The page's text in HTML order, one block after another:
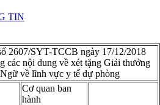
TIN
2607/SYT-TCCB ngày 17/12/2018
các nội dung về xét tặng Giải thưởng
về lĩnh vực y tế dự phòng
Cơ quan ban
hành